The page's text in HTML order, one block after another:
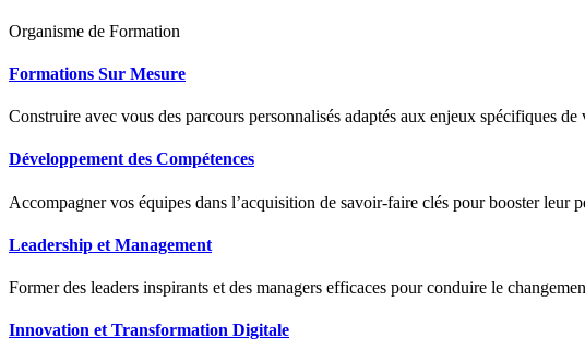
Organisme de Formation
Formations Sur Mesure
Construire avec vous des parcours personnalisés adaptés aux enjeux spécifiques de
Développement des Compétences
Accompagner vos équipes dans l’acquisition de savoir-faire clés pour booster leur
Leadership et Management
Former des leaders inspirants et des managers efficaces pour conduire le
Innovation et Transformation Digitale